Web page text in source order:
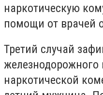
наркотическую
помощи от врачей
Третий случай
железнодорожного
наркотической